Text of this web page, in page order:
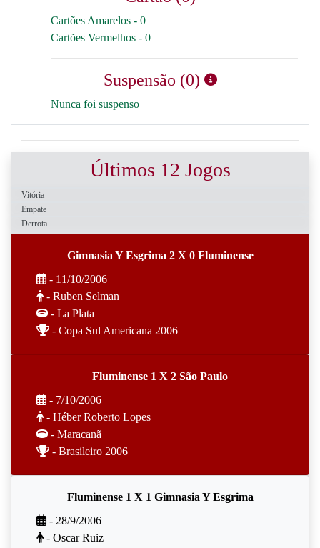
Cartões Amarelos - 0
Cartões Vermelhos - 0
Suspensão (0)
Nunca foi suspenso
Últimos 12 Jogos
Vitória
Empate
Derrota
Gimnasia Y Esgrima 2 X 0 Fluminense
- 11/10/2006
- Ruben Selman
- La Plata
- Copa Sul Americana 2006
Fluminense 1 X 2 São Paulo
- 7/10/2006
- Héber Roberto Lopes
- Maracanã
- Brasileiro 2006
Fluminense 1 X 1 Gimnasia Y Esgrima
- 28/9/2006
- Oscar Ruiz